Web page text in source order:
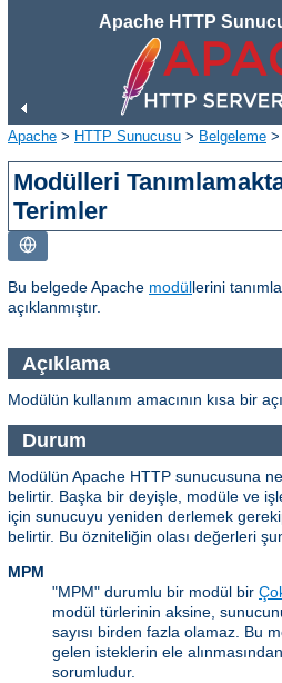
Apache HTTP
Apache > HTTP Sunucusu > Belgeleme >
Modülleri
Terimler
Bu belgede Apache modüllerini
açıklanmıştır.
Açıklama
Modülün kullanım amacının kısa bir
Durum
Modülün Apache HTTP sunucusuna
belirtir. Başka bir deyişle, modüle ve
için sunucuyu yeniden derlemek
belirtir. Bu özniteliğin olası değerleri
MPM
"MPM" durumlu bir modül bir
modül türlerinin aksine,
sayısı birden fazla olamaz. Bu
gelen isteklerin ele
sorumludur.